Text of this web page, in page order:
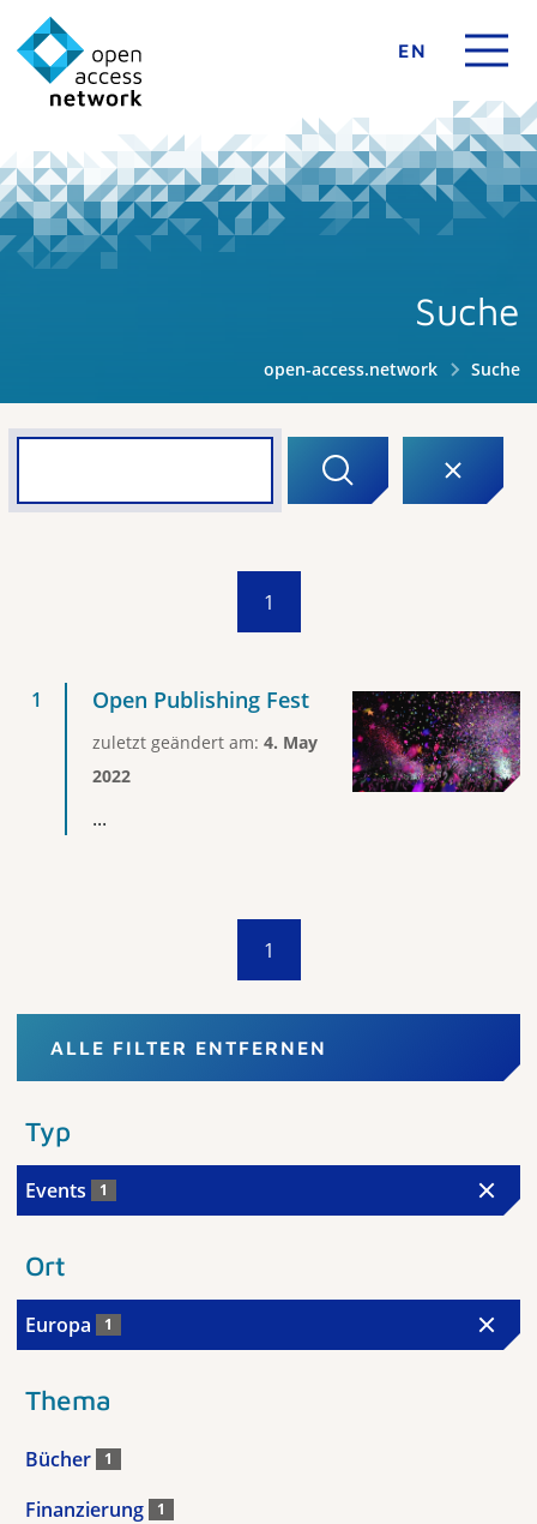
EN
Suche
open-access.network Suche
1
Open Publishing Fest
zuletzt geändert am: 4. May
2022
...
1
ALLE FILTER ENTFERNEN
Typ
Events 1
Ort
Europa 1
Thema
Bücher 1
Finanzierung 1